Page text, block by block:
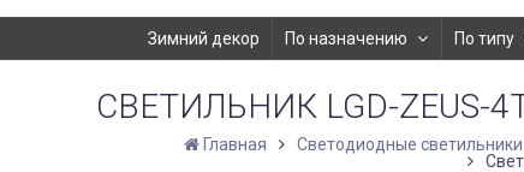
Зимний декор По назначению По типу
СВЕТИЛЬНИК LGD-ZEUS-
Главная Светодиодные светильники